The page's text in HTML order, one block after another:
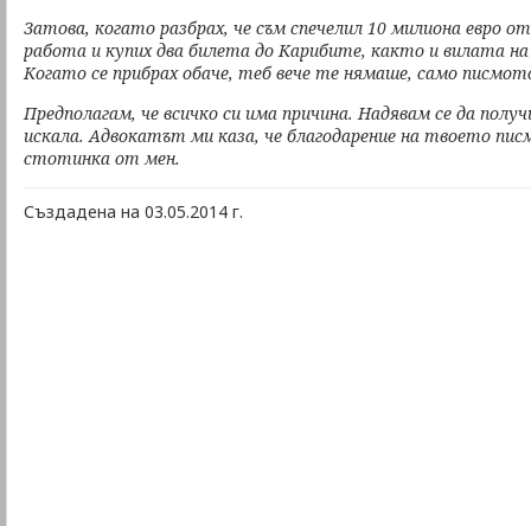
Затова, когато разбрах, че съм спечелил 10 милиона евро
работа и купих два билета до Карибите, както и вилата
Когато се прибрах обаче, теб вече те нямаше, само
Предполагам, че всичко си има причина. Надявам се да
искала. Адвокатът ми каза, че благодарение на твоето
стотинка от мен.
Създадена на 03.05.2014 г.